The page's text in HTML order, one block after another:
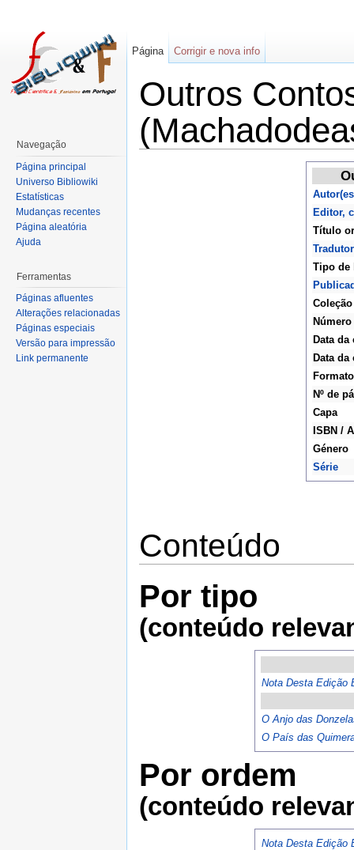
Outros
Editor,
Título
Tipo de
Coleção
Número
Data da
Data
Formato
Nº de
Capa
ISBN /
Género
Série
Conteúdo
Por tipo
(conteúdo
Nota Desta Edição
O Anjo das
O País das
Por ordem
(conteúdo
Nota Desta Edição
Página Corrigir e nova info
Navegação
Página principal
Universo Bibliowiki
Estatísticas
Mudanças recentes
Página aleatória
Ajuda
Ferramentas
Páginas afluentes
Alterações relacionadas
Páginas especiais
Versão para impressão
Link permanente